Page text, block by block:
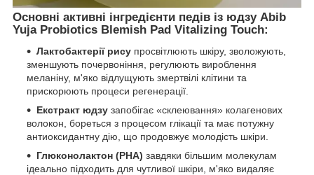
Основні активні інгредієнти педів із юдзу Abib
Yuja Probiotics Blemish Pad Vitalizing Touch:
Лактобактерії рису просвітлюють шкіру, зволожують,
зменшують почервоніння, регулюють вироблення
меланіну, м'яко відлущують змертвілі клітини та
прискорюють процеси регенерації.
Екстракт юдзу запобігає «склеювання» колагенових
волокон, бореться з процесом глікації та має потужну
антиоксидантну дію, що продовжує молодість шкіри.
Глюконолактон (PHA) завдяки більшим молекулам
ідеально підходить для чутливої шкіри, м'яко видаляє